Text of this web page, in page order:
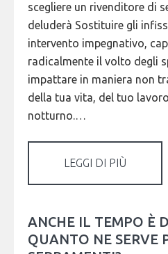
scegliere un rivenditore di
deluderà Sostituire gli
intervento impegnativo,
radicalmente il volto degli
impattare in maniera non
della tua vita, del tuo
notturno.…
LEGGI DI PIÙ
ANCHE IL TEMPO È
QUANTO NE SERVE